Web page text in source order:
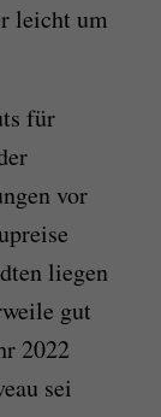
leicht um
für
vor
liegen
gut
2022
sei